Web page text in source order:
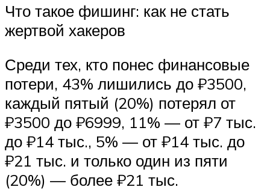
Что такое фишинг: как не стать
жертвой хакеров
Среди тех, кто понес финансовые
потери, 43% лишились до ₽3500,
каждый пятый (20%) потерял от
₽3500 до ₽6999, 11% — от ₽7 тыс.
до ₽14 тыс., 5% — от ₽14 тыс. до
₽21 тыс. и только один из пяти
(20%) — более ₽21 тыс.